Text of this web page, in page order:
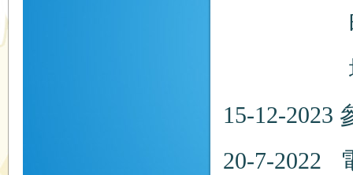
時間：
地點
15-12-2023
20-7-2022